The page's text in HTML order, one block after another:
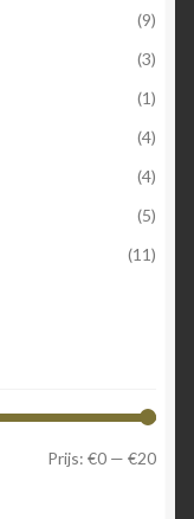
(9)
(3)
(1)
(4)
(4)
(5)
(11)
Min.
Max.
Prijs: €0 — €20